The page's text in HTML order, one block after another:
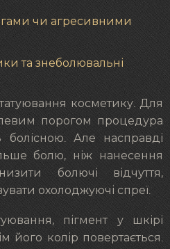
чи агресивними
та знеболювальні
косметику. Для
порогом процедура
Але насправді
болю, ніж нанесення
болючі відчуття,
охолоджуючі спреї.
пігмент у шкірі
його колір повертається.